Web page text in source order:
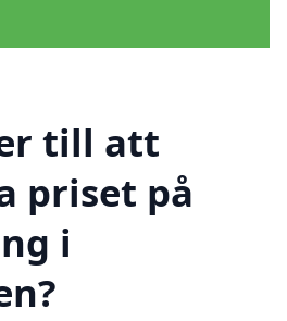
till att
priset på
i